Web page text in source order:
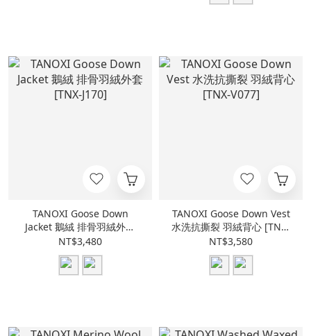
TANOXI Goose Down
Jacket 鵝絨 排骨羽絨外套
[TNX-J170]
NT$3,480
TANOXI Goose Down Vest
水洗抗撕裂 羽絨背心 [TNX-
V077]
NT$3,580